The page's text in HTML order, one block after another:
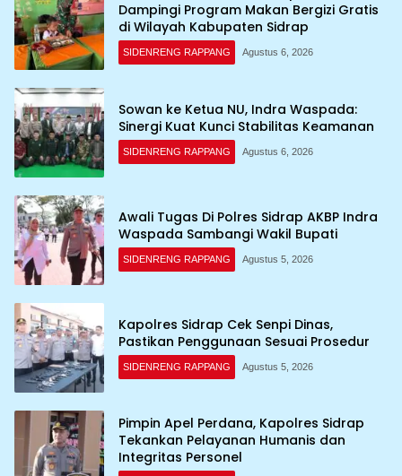
Dampingi Program Makan Bergizi Gratis
di Wilayah Kabupaten Sidrap
SIDENRENG RAPPANG Agustus 6, 2026
Sowan ke Ketua NU, Indra Waspada:
Sinergi Kuat Kunci Stabilitas Keamanan
SIDENRENG RAPPANG Agustus 6, 2026
Awali Tugas Di Polres Sidrap AKBP Indra
Waspada Sambangi Wakil Bupati
SIDENRENG RAPPANG Agustus 5, 2026
Kapolres Sidrap Cek Senpi Dinas,
Pastikan Penggunaan Sesuai Prosedur
SIDENRENG RAPPANG Agustus 5, 2026
Pimpin Apel Perdana, Kapolres Sidrap
Tekankan Pelayanan Humanis dan
Integritas Personel